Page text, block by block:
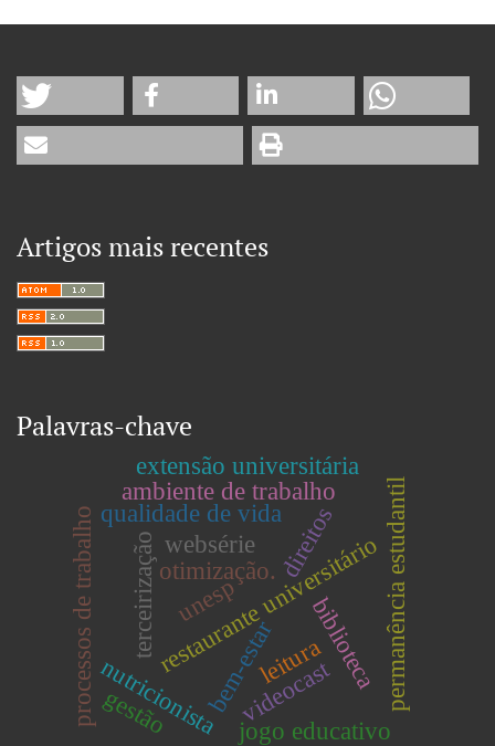
Artigos mais recentes
Palavras-chave
restaurante universitário
nutricionista
terceirização permanência estudantil
otimização.
processos de trabalho bem-estar
qualidade de vida
ambiente de trabalho
extensão universitária
biblioteca
jogo educativo
leitura
direitos
unesp
websérie
gestão videocast